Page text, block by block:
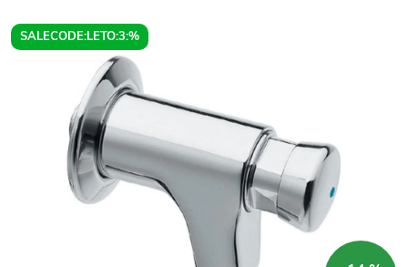
SALECODE:LETO:3:%